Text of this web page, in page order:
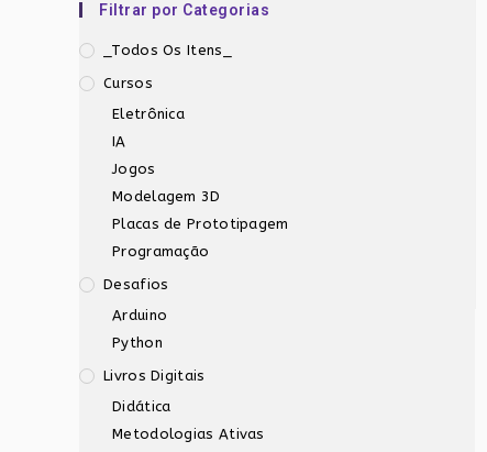
Filtrar por Categorias
_Todos Os Itens_
Cursos
Eletrônica
IA
Jogos
Modelagem 3D
Placas de Prototipagem
Programação
Desafios
Arduino
Python
Livros Digitais
Didática
Metodologias Ativas